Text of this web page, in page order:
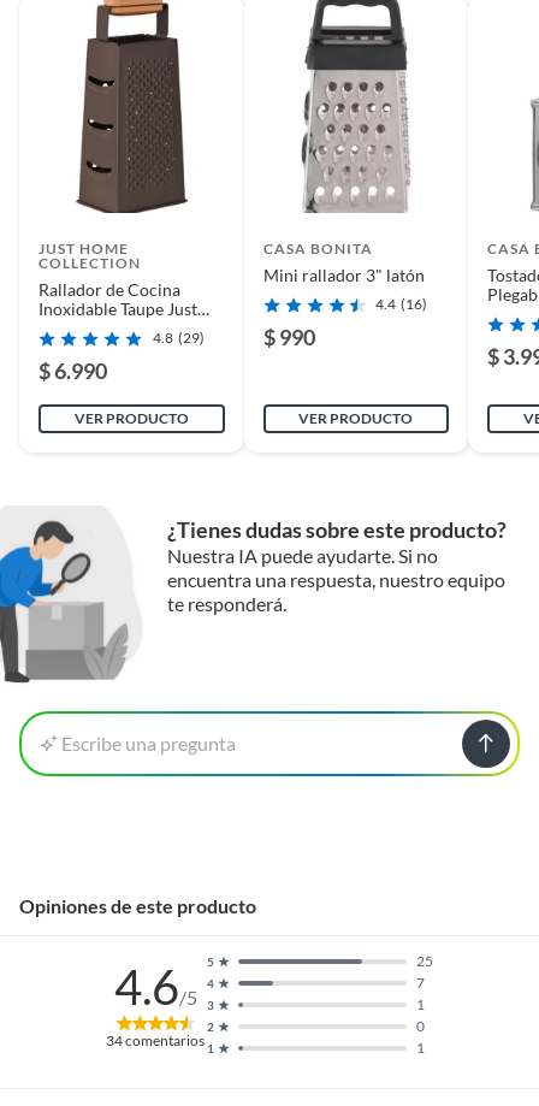
JUST HOME
COLLECTION
Rallador de Cocina
Inoxidable Taupe Just
Home Collection4.8 (29)
$ 6.990
VER PRODUCTO
CASA BONITA
Mini rallador 3" latón
4.4 (16)
$ 990
VER PRODUCTO
CASA
$
¿Tienes dudas sobre este producto?
Nuestra IA puede ayudarte. Si no
encuentra una respuesta, nuestro equipo
te responderá.
Escribe una pregunta
Opiniones de este producto
4.6/5
34comentarios 1 1
2 0
3 1
4 7
5 25